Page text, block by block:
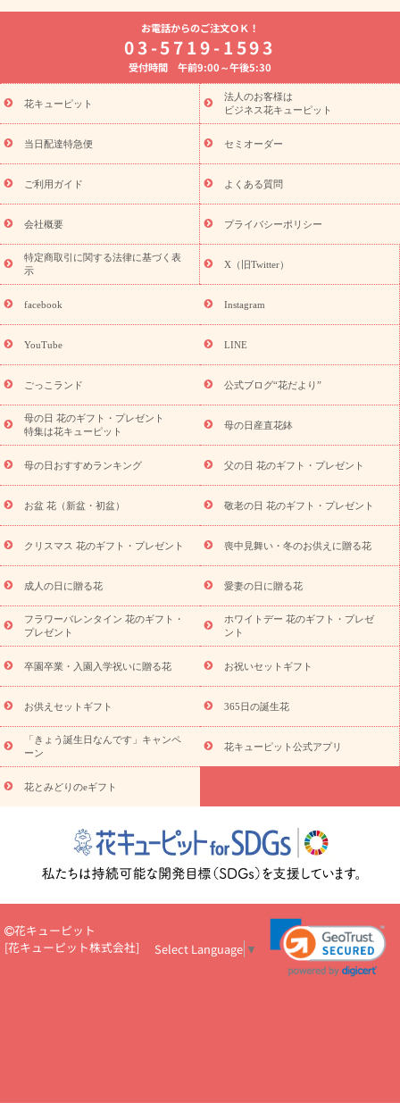
よく贈られる花
お祝いの花特集
誕生日フラワーギフト特集
8月の誕生花(トルコキキョウ)
開店・開業祝い
お供え・お悔やみ お供え・お悔やみの花
通夜・葬儀に贈る花 胡蝶蘭・花鉢
ーブドフラワー
季節のイベント
ひまわり ギフト・プレゼント
特集
お盆 花（新盆・初盆） 季節のイベント
お盆 花（新
盆・初盆）
お盆 花（新盆・初盆）
お盆・お供え 花とセットギ
フト
お盆・お供え プリザーブドフラワー
ひまわり ギフト・プ
レゼント特集
夏の花贈り・お中元・暑中見舞い 花のギフト特集
敬老の日におくる花ギフト・プレゼント特集
花ギフト・プレゼント特集
敬老の日 花のおすすめランキング
敬
老の日 花鉢植えのギフト・プレゼント特集
敬老の日 花とセットギ
フト・プレゼント特集
敬老の日の花 全てのギフト一覧
キャン
ペーン
映画『ウォーターガーディアンズ』コラボキャンペーン
「きょう誕生日なんです」キャンペーン
誕生日の花を探す
誕生日フラワーギフト 誕生日フラワーギフト特集
(トルコキキョウ)
9月の誕生花(リンドウ)
ら探す
お祝いの花特集 当日配達特急便 お祝い商品一覧
念日
結婚祝い 出産祝い 退院祝い・快気祝い
寿祝い
プチギフト ペットのお祝いフラワー
供え・お悔やみ商品一覧
お供え・お悔やみの花
四十九日法要以
お供え プリザーブドフラワー
ペットのお供えフラワー
お盆（新
盆・初盆）
その他 お祝い返し お見舞い
お取り寄せギフト
ビジネス用
ご自宅用 観葉植物 ミディ胡蝶蘭
プリザーブ
ドフラワー
スタイルから探す アレンジメント 花束
スタ
ンド花
お祝い お供え・お悔やみ 胡蝶蘭 胡蝶蘭・花鉢
ディ胡蝶蘭・お祝い
ミディ胡蝶蘭・お供え
世界初の青色胡蝶蘭
観葉植物
観葉植物 産直多肉植物
プリザーブドフラワー
お祝い
お供え・お悔やみ 花とセットギフト
セミオーダー
プチギフト（hanamore -ハナモア-）
花とみどりのeギフト
キューピットのeGfit
カラー ピンク イエローオレンジ
レッ
ド
お花の種類 トルコキキョウ
お祝い お祝い・3000円～ お祝い・4000円～
お祝い・
5000円～
お祝い・7000円～ お祝い・ 10000円～
お供え・お
悔やみ
円～
お供え・お悔やみ・
読み物
いのマナー
定年退職祝いのマナー
お祝いを贈るときのマナー・
花キューピットのお祝いコラム一覧
誕生日のお花を「色
彩心理学」で選ぶ方法
結婚祝いの予算相場
出産祝いお役立ち情
ール
新築引っ越し祝いコラム お祝い花のマナー総まとめ
職
場上司や先輩へ贈るお祝い花の正解は？
開店祝いの花 選び方ガイ
あり)
花キューピット×専門家
CO2排出量削減 / SDGsを考える
お電話からのご注文ＯＫ！
03-5719-1593
受付時間 午前9:00～午後5:30
花キューピット
法人のお客様は
ビジネス花キューピット
当日配達特急便 セミオーダー
ご利用ガイド よくある質問
会社概要 プライバシーポリシー
特定商取引に関する法律に基づく表
示
X（旧Twitter）
facebook Instagram
YouTube LINE
ごっこランド 公式ブログ“花だより”
母の日 花のギフト・プレゼント
特集は花キューピット
母の日産直花鉢
母の日おすすめランキング 父の日 花のギフト・プレゼント
お盆 花（新盆・初盆） 敬老の日 花のギフト・プレゼント
クリスマス 花のギフト・プレゼント 喪中見舞い・冬のお供えに贈る花
成人の日に贈る花 愛妻の日に贈る花
フラワーバレンタイン 花のギフト・
プレゼント
ホワイトデー 花のギフト・プレゼ
ント
卒園卒業・入園入学祝いに贈る花 お祝いセットギフト
お供えセットギフト 365日の誕生花
「きょう誕生日なんです」キャンペ
ーン
花キューピット公式アプリ
花とみどりのeギフト
花キューピット
[花キューピット株式会社] Select Language ▼